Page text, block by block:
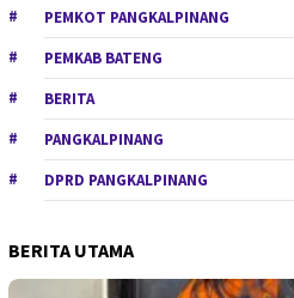
PEMKOT PANGKALPINANG
PEMKAB BATENG
BERITA
PANGKALPINANG
DPRD PANGKALPINANG
BERITA UTAMA